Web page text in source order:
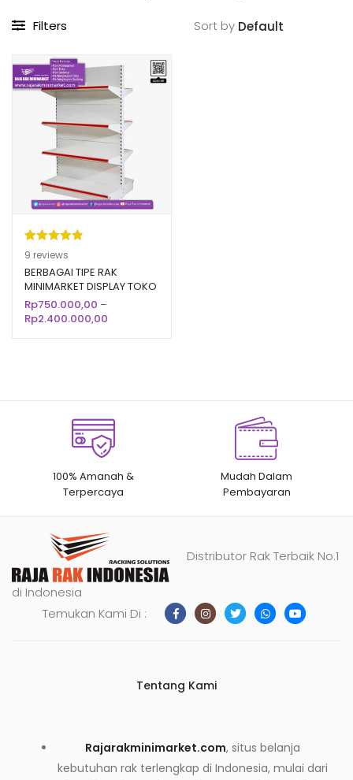
Filters Sort by
Peringkat
4.89dari 5
berdasarka
n
9
penilaian
pelanggan
9 reviews
BERBAGAI TIPE RAK
MINIMARKET DISPLAY TOKO
SUPERMARKET MODERN
Rp750.000,00 –
Rp2.400.000,00
100% Amanah &
Terpercaya
Mudah Dalam
Pembayaran
Distributor Rak Terbaik No.1
di Indonesia
Temukan Kami Di :
Tentang Kami
Rajarakminimarket.com, situs belanja
kebutuhan rak terlengkap di Indonesia, mulai dari